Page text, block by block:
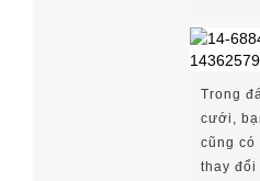
Trong
cưới,
cũng có
thay đổi